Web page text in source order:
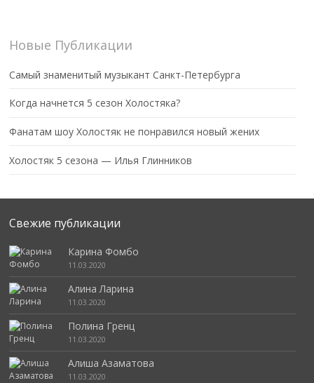
Новые Публикации
Самый знаменитый музыкант Санкт-Петербурга
Когда начнется 5 сезон Холостяка?
Фанатам шоу Холостяк не понравился новый жених
Холостяк 5 сезона — Илья Глинников
Свежие публикации
Карина Фомбо
11.03.2020
Алина Ларина
11.03.2020
Полина Гренц
11.03.2020
Алиша Азаматова
11.03.2020